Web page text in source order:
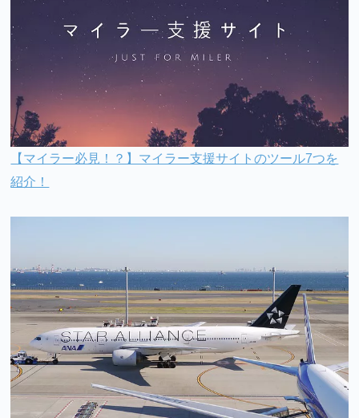
【マイラー必見！？】マイラー支援サイトのツール7つを
紹介！